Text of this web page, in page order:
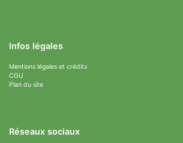
Infos légales
Mentions légales et crédits
CGU
Plan du site
Réseaux sociaux